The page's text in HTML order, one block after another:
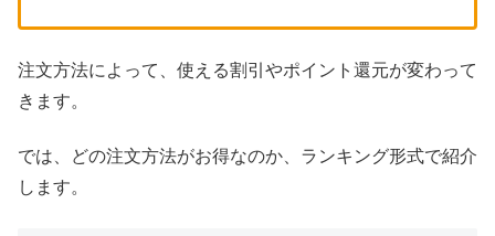
注文方法によって、使える割引やポイント還元が変わって
きます。
では、どの注文方法がお得なのか、ランキング形式で紹介
します。